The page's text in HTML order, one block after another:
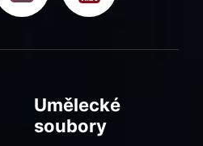
Umělecké
soubory